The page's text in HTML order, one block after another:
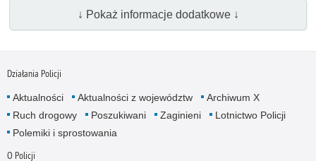
↓ Pokaż informacje dodatkowe ↓
Działania Policji
Aktualności Aktualności z województw
Archiwum X
Ruch drogowy
Poszukiwani Zaginieni
Lotnictwo Policji
Polemiki i sprostowania
O Policji